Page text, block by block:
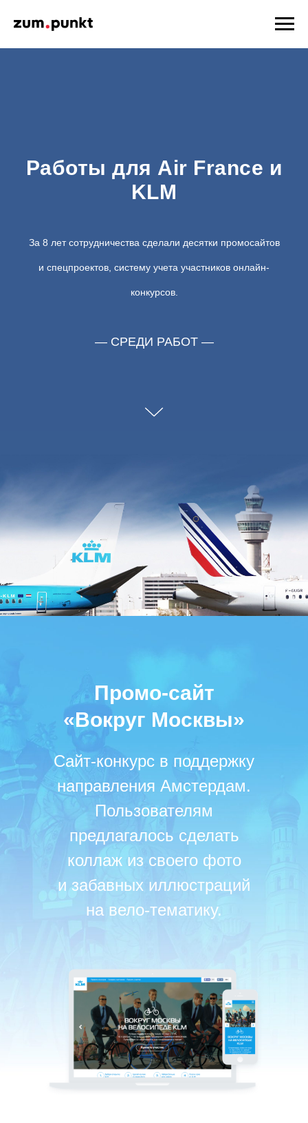
Работы для Air France и
KLM
За 8 лет сотрудничества сделали десятки промосайтов
и спецпроектов, систему учета участников онлайн-
конкурсов.
— СРЕДИ РАБОТ —
Промо-сайт
«Вокруг Москвы»
Сайт-конкурс в поддержку
направления Амстердам.
Пользователям
предлагалось сделать
коллаж из своего фото
и забавных иллюстраций
на вело-тематику.